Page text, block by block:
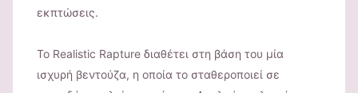
εκπτώσεις.
Το Realistic Rapture διαθέτει στη βάση του μία
ισχυρή βεντούζα, η οποία το σταθεροποιεί σε